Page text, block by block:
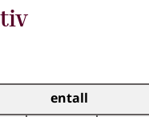
for dette adjektivet
entall